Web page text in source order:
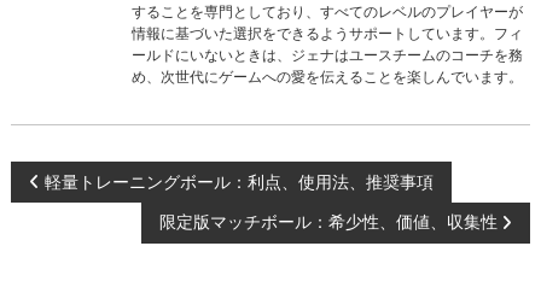
することを専門としており、すべてのレベルのプレイヤーが
情報に基づいた選択をできるようサポートしています。フィ
ールドにいないときは、ジェナはユースチームのコーチを務
め、次世代にゲームへの愛を伝えることを楽しんでいます。
P 軽量トレーニングボール：利点、使用法、推奨事項
限定版マッチボール：希少性、価値、収集性